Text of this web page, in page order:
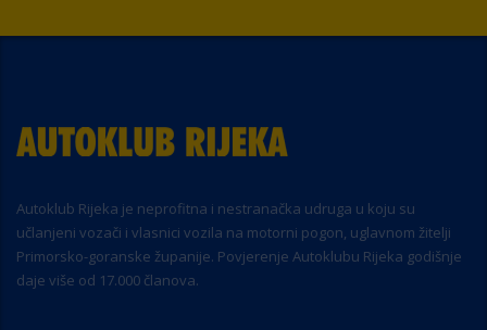
Autoklub Rijeka je neprofitna i nestranačka udruga u koju su
učlanjeni vozači i vlasnici vozila na motorni pogon, uglavnom žitelji
Primorsko-goranske županije. Povjerenje Autoklubu Rijeka godišnje
daje više od 17.000 članova.